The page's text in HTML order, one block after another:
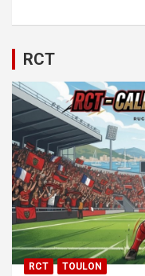
RCT
RCT TOULON